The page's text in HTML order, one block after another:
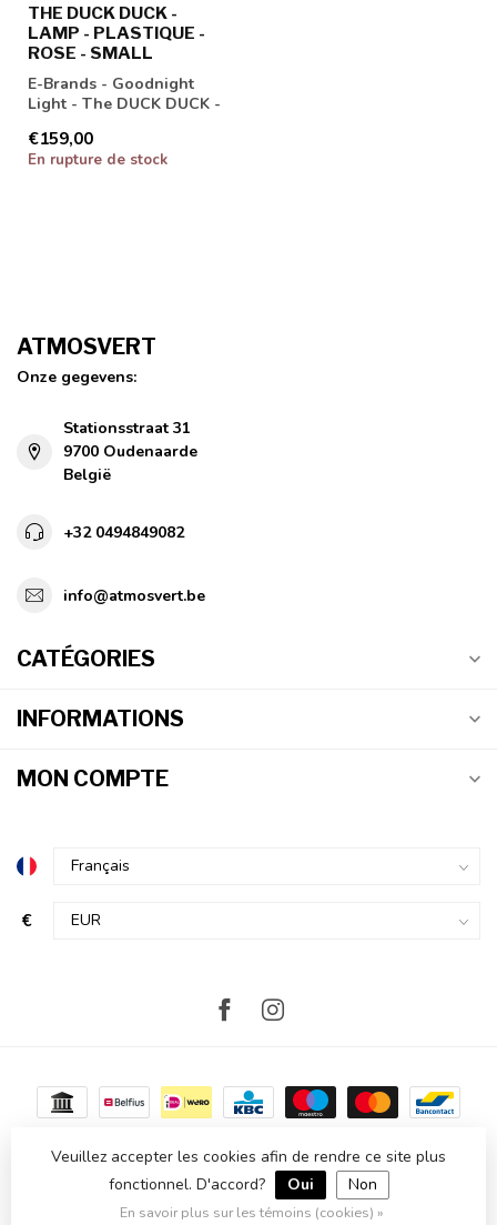
THE DUCK DUCK -
LAMP - PLASTIQUE -
ROSE - SMALL
E-Brands - Goodnight
Light - The DUCK DUCK -
Small
€159,00
En rupture de stock
ATMOSVERT
Onze gegevens:
Stationsstraat 31
9700 Oudenaarde
België
+32 0494849082
info@atmosvert.be
CATÉGORIES
INFORMATIONS
MON COMPTE
€
© Copyright 2026 Atmosvert- Powered byLightspeed
Theme by Dyvelopment
Veuillez accepter les cookies afin de rendre ce site plus
fonctionnel. D'accord?
Oui Non
En savoir plus sur les témoins (cookies) »